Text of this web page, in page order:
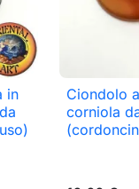
in

Ciondolo
corniola